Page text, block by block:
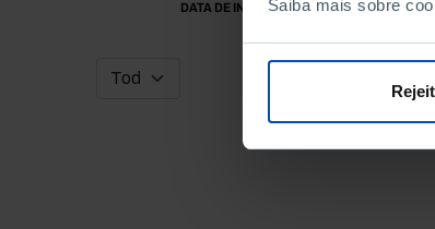
Saiba mais sobre
DATA DE INÍCIO